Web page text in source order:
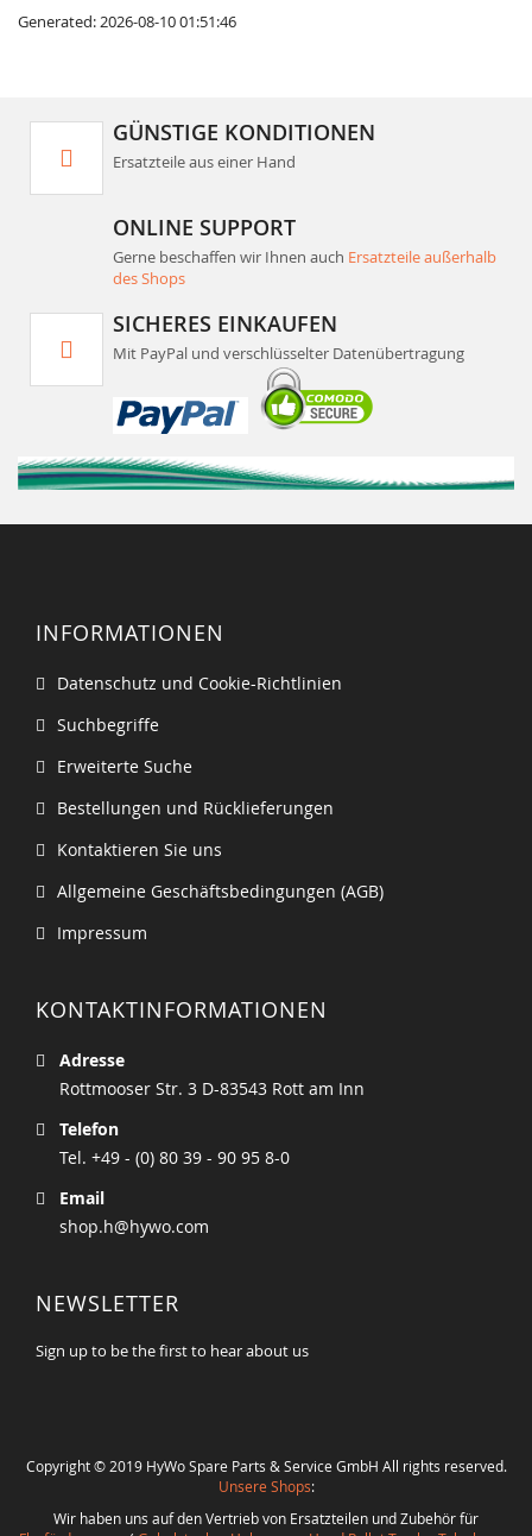
Generated: 2026-08-10 01:51:46
GÜNSTIGE KONDITIONEN
Ersatzteile aus einer Hand
ONLINE SUPPORT
Gerne beschaffen wir Ihnen auch Ersatzteile außerhalb
des Shops
SICHERES EINKAUFEN
Mit PayPal und verschlüsselter Datenübertragung
INFORMATIONEN
Datenschutz und Cookie-Richtlinien
Suchbegriffe
Erweiterte Suche
Bestellungen und Rücklieferungen
Kontaktieren Sie uns
Allgemeine Geschäftsbedingungen (AGB)
Impressum
KONTAKTINFORMATIONEN
Adresse
Rottmooser Str. 3 D-83543 Rott am Inn
Telefon
Tel. +49 - (0) 80 39 - 90 95 8-0
Email
shop.h@hywo.com
NEWSLETTER
Sign up to be the first to hear about us
Copyright © 2019 HyWo Spare Parts & Service GmbH All rights reserved.
Unsere Shops:
Wir haben uns auf den Vertrieb von Ersatzteilen und Zubehör für